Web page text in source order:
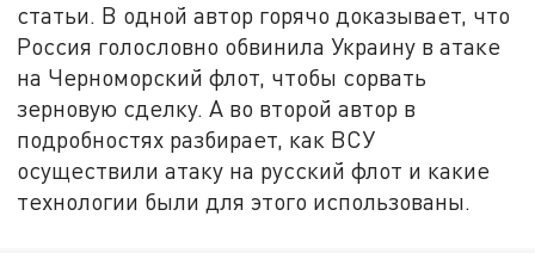
статьи. В одной автор горячо доказывает, что
Россия голословно обвинила Украину в атаке
на Черноморский флот, чтобы сорвать
зерновую сделку. А во второй автор в
подробностях разбирает, как ВСУ
осуществили атаку на русский флот и какие
технологии были для этого использованы.